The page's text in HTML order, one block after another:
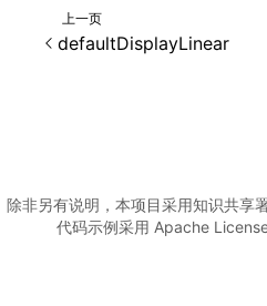
上一页
defaultDisplayLinear
除非另有说明，本项目采用知识共享
代码示例采用 Apache